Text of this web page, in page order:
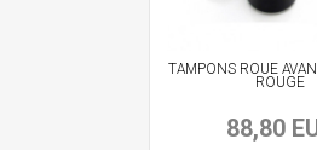
TAMPONS ROUE
ROUGE
88,80